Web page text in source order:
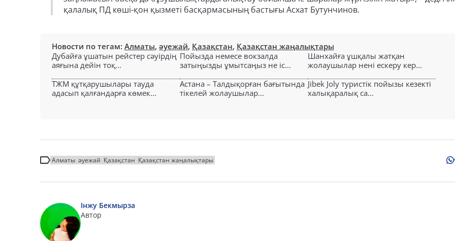
қалалық ПД көші-қон қызметі басқармасының бастығы Асхат Бутунчинов.
Новости по тегам: Алматы, әуежай, Қазақстан, Қазақстан жаңалықтары
Дубайға ұшатын рейстер сәуірдің
аяғына дейін тоқ...
Пойызда немесе вокзалда
затыңызды ұмытсаңыз не іс...
Шанхайға ұшқалы жатқан
жолаушылар нені ескеру кер...
ТЖМ құтқарушылары тауда
адасып қалғандарға көмек...
Астана – Талдықорған бағытында
тікелей жолаушылар...
Jibek Joly туристік пойызы кезекті
халықаралық са...
Алматы әуежай Қазақстан Қазақстан жаңалықтары
Інжу Бекмырза
Автор